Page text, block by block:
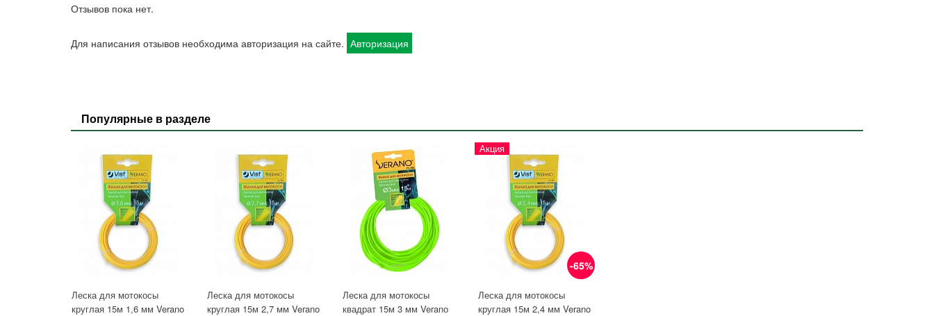
Отзывов пока нет.
Для написания отзывов необходима авторизация на сайте. Авторизация
Популярные в разделе
Леска для мотокосы
круглая 15м 1,6 мм Verano
Леска для мотокосы
круглая 15м 2,7 мм Verano
Леска для мотокосы
квадрат 15м 3 мм Veranо
-65%
Акция
Леска для мотокосы
круглая 15м 2,4 мм Verano